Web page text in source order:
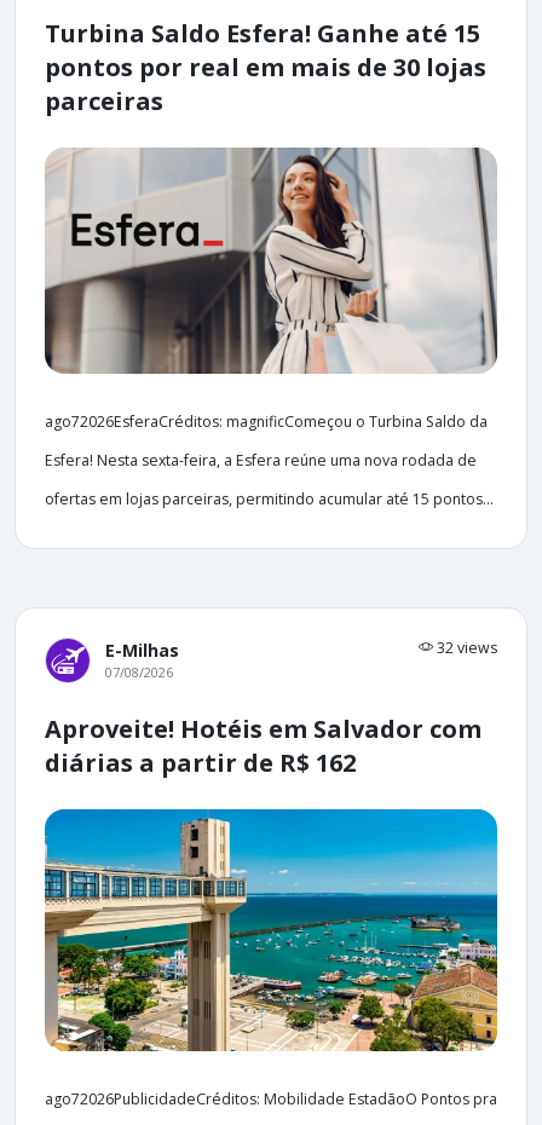
Turbina Saldo Esfera! Ganhe até 15
pontos por real em mais de 30 lojas
parceiras
ago72026EsferaCréditos: magnificComeçou o Turbina Saldo da
Esfera! Nesta sexta-feira, a Esfera reúne uma nova rodada de
ofertas em lojas parceiras, permitindo acumular até 15 pontos...
E-Milhas 32 views
07/08/2026
Aproveite! Hotéis em Salvador com
diárias a partir de R$ 162
ago72026PublicidadeCréditos: Mobilidade EstadãoO Pontos pra